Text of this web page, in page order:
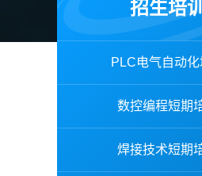
招生培训
PLC电气自动化
数控编程短期
焊接技术短期